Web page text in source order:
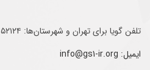
تلفن‌ گویا برای‌ تهران‌‌ و‌ شهرستان‌ها:‌ ۵۲۱۲۴ ،۰۲۱۵۲۳۸۴۰۰۰
ایمیل: info@gs1-ir.org